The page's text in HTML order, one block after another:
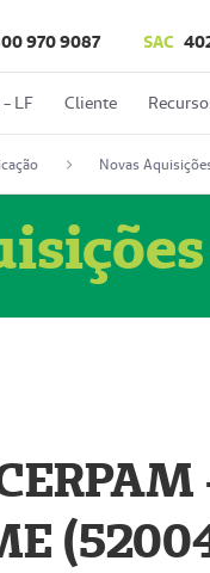
970 9087 SAC
- LF Cliente
Novas